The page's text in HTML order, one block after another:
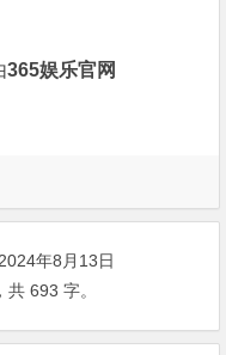
365娱乐官网
年8月13日
共 693 字。